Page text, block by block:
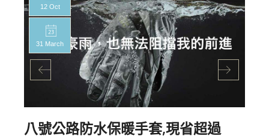
12 Oct
31 March
八號公路防水保暖手套,現省超過